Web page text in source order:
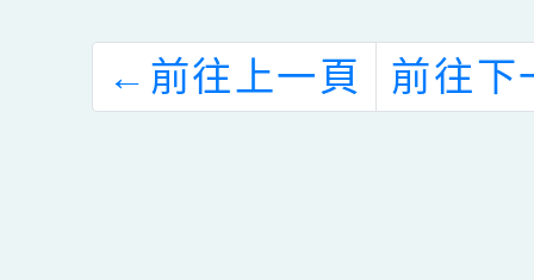
安置簡章」1
份，請轉知有需
← 前往上一頁 前往下